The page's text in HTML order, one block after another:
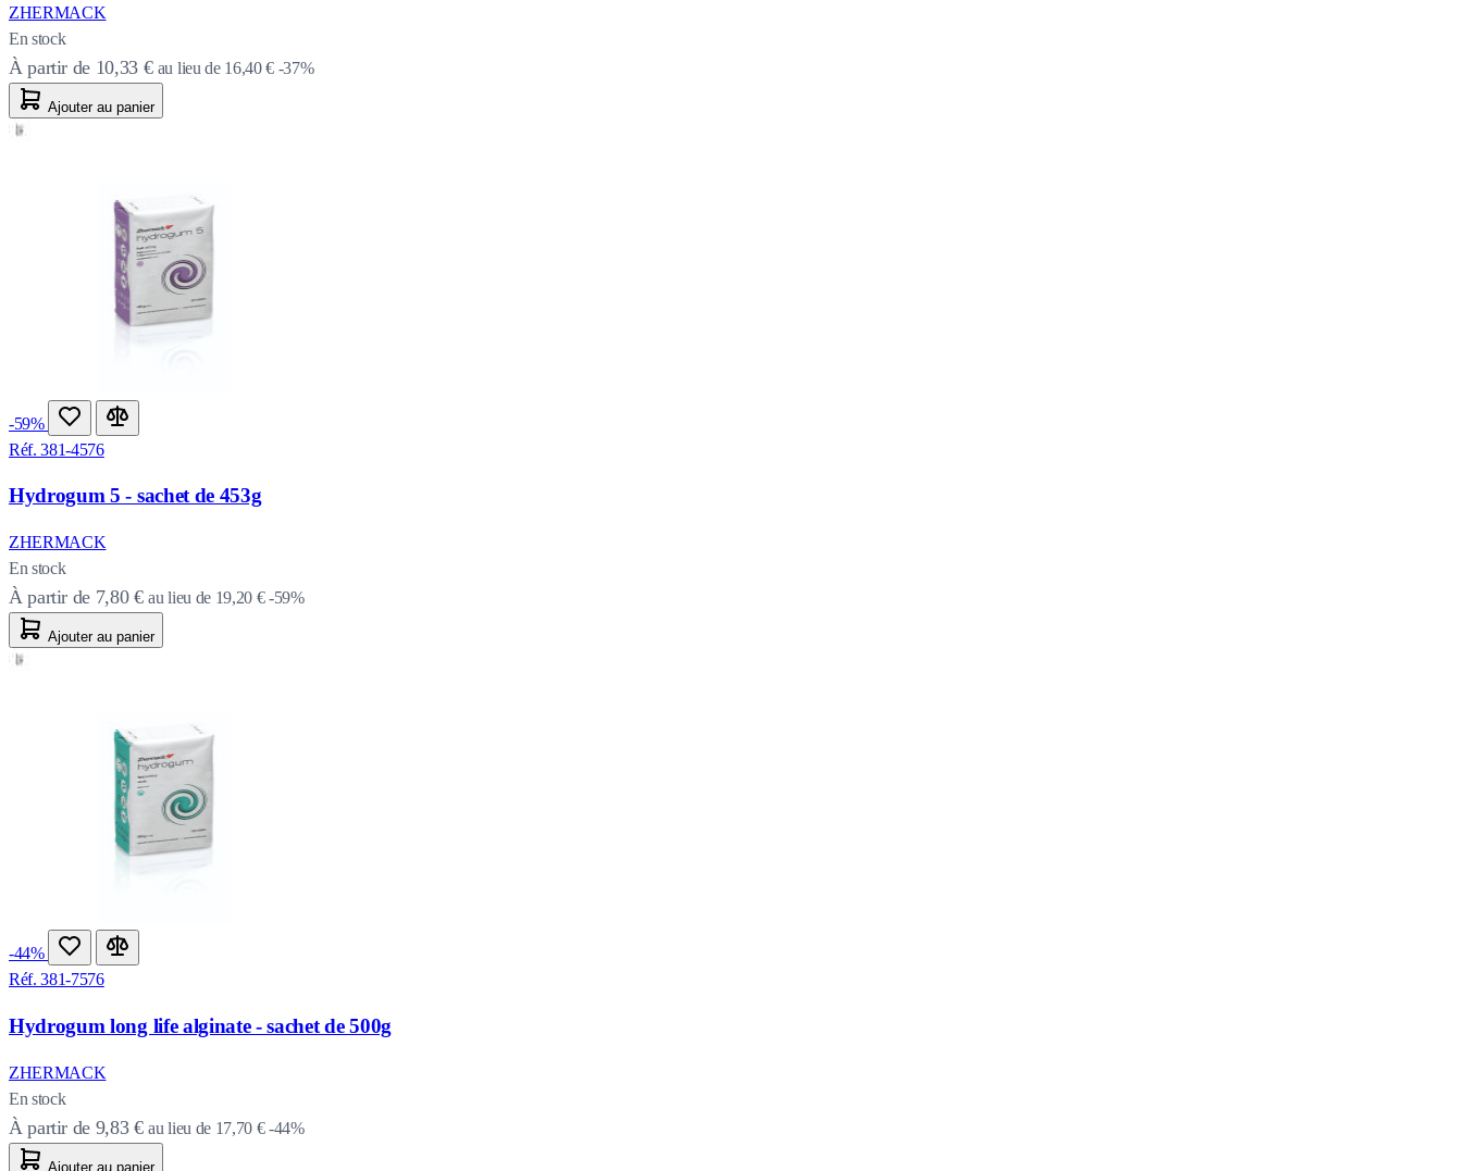
ZHERMACK
En stock
À partir de 10,33 € au lieu de 16,40 € -37%
Ajouter au panier
-59%
Réf. 381-4576
Hydrogum 5 - sachet de 453g
ZHERMACK
En stock
À partir de 7,80 € au lieu de 19,20 € -59%
Ajouter au panier
-44%
Réf. 381-7576
Hydrogum long life alginate - sachet de 500g
ZHERMACK
En stock
À partir de 9,83 € au lieu de 17,70 € -44%
Ajouter au panier